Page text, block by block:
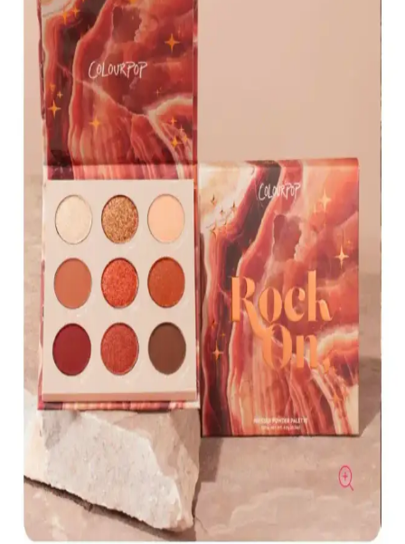
The Glitter Lab'in jel formüllü parlak glitteri, kolay uygulama, su
bazlı formülü ve doğal ışıltısıyla makyaj ve vücut süslemelerinde
tercih edilir.
KIKO Creamy Lipgloss 107 Magenta Dudak
Parlatıcısı: Canlı ve Uzun Süre Kalıcı Renkli
Makyaj
KIKO'nun 107 Magenta dudak parlatıcısı, yoğun renk ve parlaklık
sunar. Pratik uygulama ve uzun süre kalıcılığıyla günlük makyajda
tercih edilen, hafif ve nemlendirici formülüyle dikkat çeker.
Muğgan 3'lü Açılı Fırçalı Kaş Boyası Seti İncelemesi
ve Kullanıcı Yorumları
Muğgan 3'lü kaş boyası seti, suya ve tere dayanıklı formülüyle
pratik kullanım sağlar. Renk seçenekleri ve kullanıcı deneyimleri
hakkında detaylı bilgi içerir.
Koyu Göz Altı Morluklarını Kapatmada Renk
Düzelticiler ve Kapatıcıların Etkili Kullanımı
Koyu göz altı morlukları için şeftali ve turuncu renk düzelticiler ile
tam kapatıcılık sağlayan ürünlerin kullanımı, doğru uygulama
teknikleri ve önerilen markalar detaylı şekilde ele alınıyor.
Kapatıcı ve Fondöten Arasındaki Farklar ve
Başlangıç İçin Kapatıcının Avantajları
Kapatıcı ve fondöten arasındaki temel farklar, kullanım alanları ve
uygulama zorlukları makyaj başlangıcında tercih nedenlerini